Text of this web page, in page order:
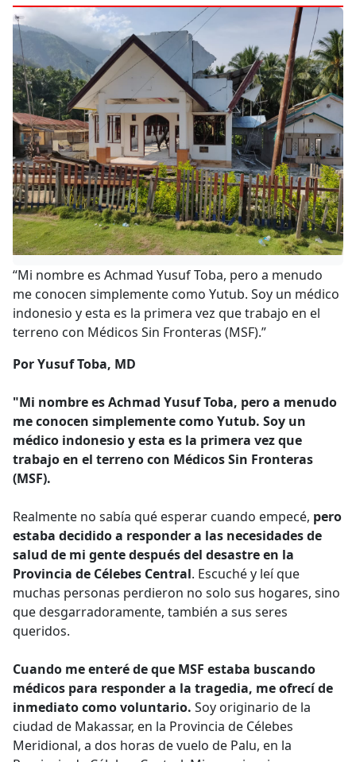
“Mi nombre es Achmad Yusuf Toba, pero a menudo
me conocen simplemente como Yutub. Soy un médico
indonesio y esta es la primera vez que trabajo en el
terreno con Médicos Sin Fronteras (MSF).”
Por Yusuf Toba, MD
"Mi nombre es Achmad Yusuf Toba, pero a menudo
me conocen simplemente como Yutub. Soy un
médico indonesio y esta es la primera vez que
trabajo en el terreno con Médicos Sin Fronteras
(MSF).
Realmente no sabía qué esperar cuando empecé, pero
estaba decidido a responder a las necesidades de
salud de mi gente después del desastre en la
Provincia de Célebes Central. Escuché y leí que
muchas personas perdieron no solo sus hogares, sino
que desgarradoramente, también a sus seres
queridos.
Cuando me enteré de que MSF estaba buscando
médicos para responder a la tragedia, me ofrecí de
inmediato como voluntario. Soy originario de la
ciudad de Makassar, en la Provincia de Célebes
Meridional, a dos horas de vuelo de Palu, en la